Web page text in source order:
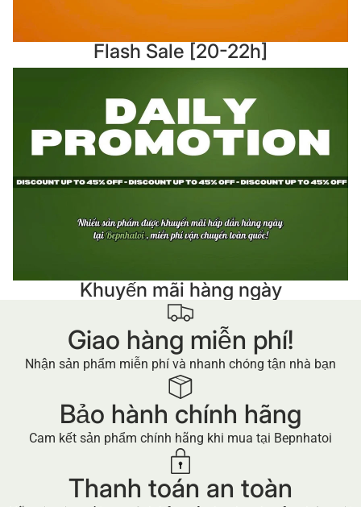
Flash Sale [20-22h]
Khuyến mãi hàng ngày
Giao hàng miễn phí!
Nhận sản phẩm miễn phí và nhanh chóng tận nhà bạn
Bảo hành chính hãng
Cam kết sản phẩm chính hãng khi mua tại Bepnhatoi
Thanh toán an toàn